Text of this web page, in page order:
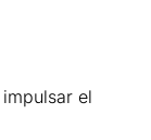
el